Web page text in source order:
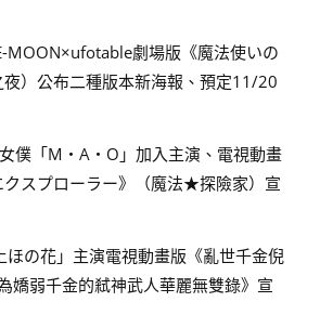
MOON×ufotable劇場版《魔法使いの
）公布二種版本新海報、預定11/20
僕「M・A・O」加入主演、電視動畫
クスプローラー》（魔法★探險家）宣
の花」主演電視動畫版《亂世千金倪
嬌弱千金的弒神武人華麗無雙錄》宣